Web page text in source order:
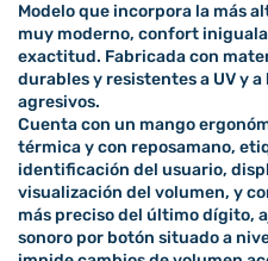
Modelo que incorpora la más
muy moderno, confort
exactitud. Fabricada con
durables y resistentes a UV y
agresivos.
Cuenta con un mango
térmica y con reposamano,
identificación del usuario,
visualización del volumen, y
más preciso del último dígito,
sonoro por botón situado a